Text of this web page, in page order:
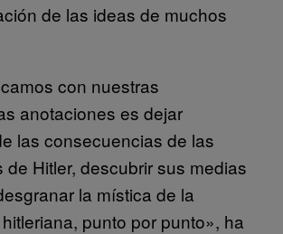
de las ideas de muchos
con nuestras
anotaciones es dejar
las consecuencias de las
de Hitler, descubrir sus medias
la mística de la
punto por punto», ha